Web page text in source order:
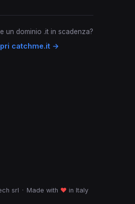
un dominio .it in scadenza?
catchme.it →
srl · Made with ♥ in Italy